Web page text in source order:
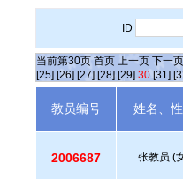
ID
当前第30页 首页 上一页 下一页
[25] [26] [27] [28] [29] 30 [31]
教员编号 姓名、
2006687 张教员.(